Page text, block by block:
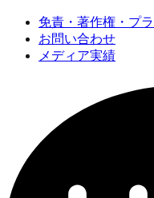
免責・著作権・プ
お問い合わせ
メディア実績